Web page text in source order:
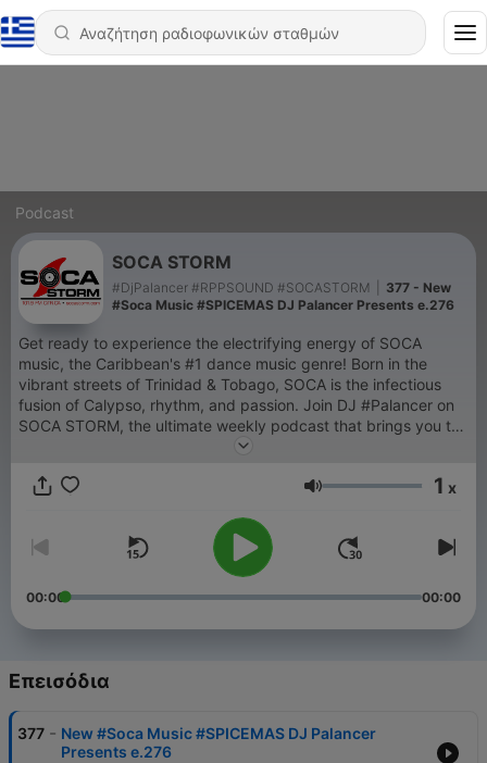
Podcast
SOCA STORM
#DjPalancer #RPPSOUND #SOCASTORM
377 - New
#Soca Music #SPICEMAS DJ Palancer Presents e.276
Get ready to experience the electrifying energy of SOCA
music, the Caribbean's #1 dance music genre! Born in the
vibrant streets of Trinidad & Tobago, SOCA is the infectious
fusion of Calypso, rhythm, and passion. Join DJ #Palancer on
SOCA STORM, the ultimate weekly podcast that brings you the
hottest, most exclusive tracks from the Caribbean music
101.9, this show is a labor of love, curated and delivered with
positive beats that'll uplift and energize you; weekly live music
mixes featuring the latest releases and hidden gems; a deep
dive into the rich culture and passion of the Caribbean
Subscribe now and join the SOCA revolution!
Ένταση 1 x
00:00 00:00
Επεισόδια
377 - New #Soca Music #SPICEMAS DJ Palancer
Presents e.276